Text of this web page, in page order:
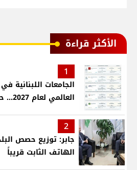
الأكثر قراءة
1
العالمي لعام 2027... حضور عالمي وعربي
2
جابر: توزيع حصص
الهاتف الثابت قريباً